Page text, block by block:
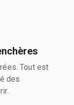
Tout est
des